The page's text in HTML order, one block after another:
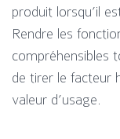
produit lorsqu’il
Rendre les
compréhensibles
de tirer le facteur
valeur d’usage.